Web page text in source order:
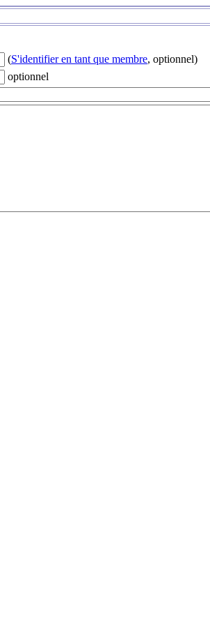
(S'identifier en tant que membre, optionnel)
optionnel